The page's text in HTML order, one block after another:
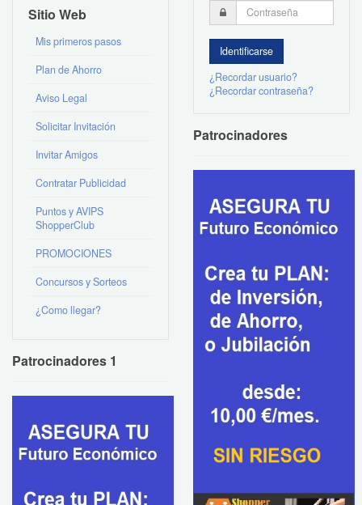
Sitio Web
Mis primeros pasos
Plan de Ahorro
Aviso Legal
Solicitar Invitación
Invitar Amigos
Contratar Publicidad
Puntos y AVIPS
ShopperClub
PROMOCIONES
Concursos y Sorteos
¿Como llegar?
Patrocinadores 1
¿Recordar usuario?
¿Recordar contraseña?
Patrocinadores